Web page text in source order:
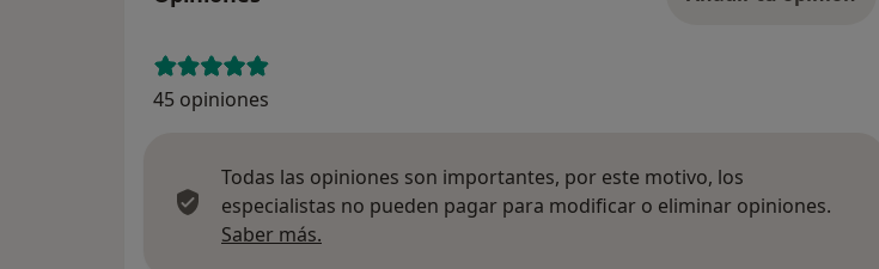
45 opiniones
Todas las opiniones son importantes, por este motivo, los
especialistas no pueden pagar para modificar o eliminar opiniones.
Saber más.